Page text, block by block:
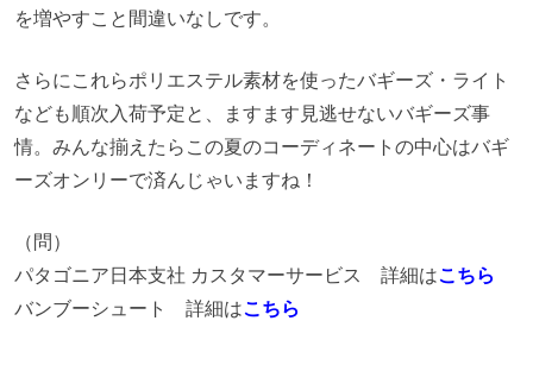
を増やすこと間違いなしです。
さらにこれらポリエステル素材を使ったバギーズ・ライト
なども順次入荷予定と、ますます見逃せないバギーズ事
情。みんな揃えたらこの夏のコーディネートの中心はバギ
ーズオンリーで済んじゃいますね！
（問）
パタゴニア日本支社 カスタマーサービス 詳細はこちら
バンブーシュート 詳細はこちら